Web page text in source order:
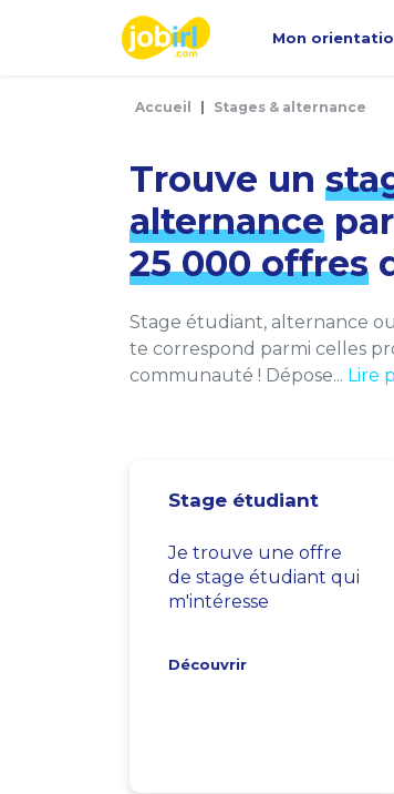
Mon
Accueil Stages & alternance
Trouve un
alternance
25 000 offres
Stage étudiant, alternance
te correspond parmi celles
communauté ! Dépose... Lire
Stage étudiant
Je trouve une offre
de stage étudiant qui
m'intéresse
Découvrir
Panneau de gestion des cookies